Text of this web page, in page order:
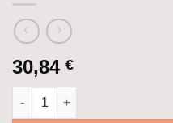
30,84 €
ΑΠΛΙΚΑ ΤΟΙΧΟΥ ΚΙΝΗΤΗ